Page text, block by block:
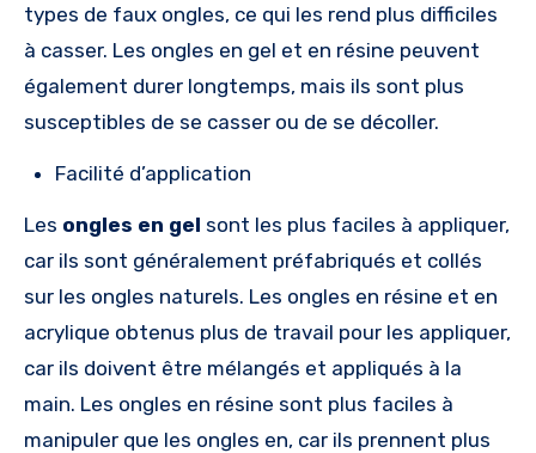
types de faux ongles, ce qui les rend plus difficiles
à casser. Les ongles en gel et en résine peuvent
également durer longtemps, mais ils sont plus
susceptibles de se casser ou de se décoller.
Facilité d’application
Les ongles en gel sont les plus faciles à appliquer,
car ils sont généralement préfabriqués et collés
sur les ongles naturels. Les ongles en résine et en
acrylique obtenus plus de travail pour les appliquer,
car ils doivent être mélangés et appliqués à la
main. Les ongles en résine sont plus faciles à
manipuler que les ongles en, car ils prennent plus